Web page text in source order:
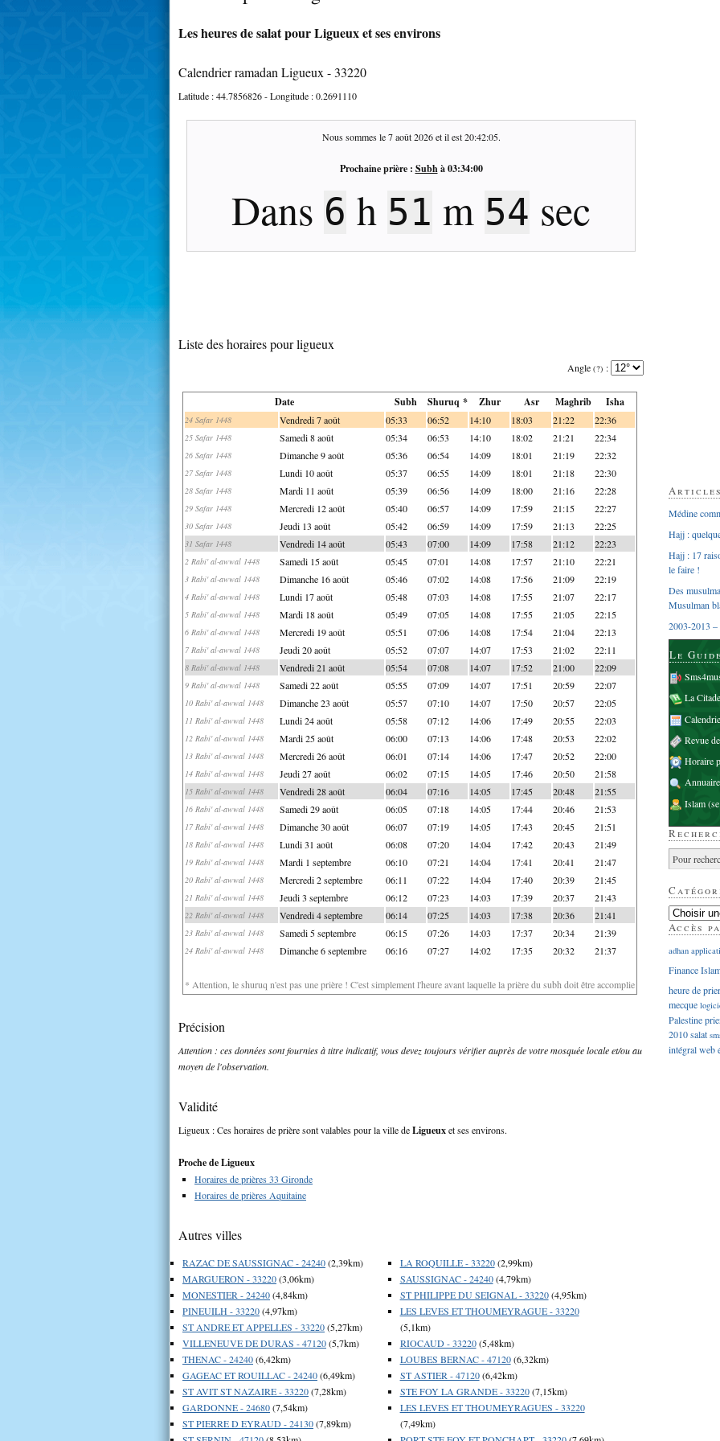
Les heures de salat pour Ligueux et ses environs
Calendrier ramadan Ligueux - 33220
Latitude :44.7856826- Longitude :0.2691110
Nous sommes le7 août 2026et il est20:42:05.
Prochaine prière : Subhà03:34:00
Dans 6 h 51 m 54 sec
Liste des horaires pour ligueux
Angle (?) :
Date Subh Shuruq * Zhur Asr Maghrib Isha
24 Safar 1448 Vendredi 7 août 05:33 06:52 14:10 18:03 21:22 22:36
25 Safar 1448 Samedi 8 août 05:34 06:53 14:10 18:02 21:21 22:34
26 Safar 1448 Dimanche 9 août 05:36 06:54 14:09 18:01 21:19 22:32
27 Safar 1448 Lundi 10 août 05:37 06:55 14:09 18:01 21:18 22:30
28 Safar 1448 Mardi 11 août 05:39 06:56 14:09 18:00 21:16 22:28
29 Safar 1448 Mercredi 12 août 05:40 06:57 14:09 17:59 21:15 22:27
30 Safar 1448 Jeudi 13 août 05:42 06:59 14:09 17:59 21:13 22:25
31 Safar 1448 Vendredi 14 août 05:43 07:00 14:09 17:58 21:12 22:23
2 Rabi' al-awwal 1448 Samedi 15 août 05:45 07:01 14:08 17:57 21:10 22:21
3 Rabi' al-awwal 1448 Dimanche 16 août 05:46 07:02 14:08 17:56 21:09 22:19
4 Rabi' al-awwal 1448 Lundi 17 août 05:48 07:03 14:08 17:55 21:07 22:17
5 Rabi' al-awwal 1448 Mardi 18 août 05:49 07:05 14:08 17:55 21:05 22:15
6 Rabi' al-awwal 1448 Mercredi 19 août 05:51 07:06 14:08 17:54 21:04 22:13
7 Rabi' al-awwal 1448 Jeudi 20 août 05:52 07:07 14:07 17:53 21:02 22:11
8 Rabi' al-awwal 1448 Vendredi 21 août 05:54 07:08 14:07 17:52 21:00 22:09
9 Rabi' al-awwal 1448 Samedi 22 août 05:55 07:09 14:07 17:51 20:59 22:07
10 Rabi' al-awwal 1448 Dimanche 23 août 05:57 07:10 14:07 17:50 20:57 22:05
11 Rabi' al-awwal 1448 Lundi 24 août 05:58 07:12 14:06 17:49 20:55 22:03
12 Rabi' al-awwal 1448 Mardi 25 août 06:00 07:13 14:06 17:48 20:53 22:02
13 Rabi' al-awwal 1448 Mercredi 26 août 06:01 07:14 14:06 17:47 20:52 22:00
14 Rabi' al-awwal 1448 Jeudi 27 août 06:02 07:15 14:05 17:46 20:50 21:58
15 Rabi' al-awwal 1448 Vendredi 28 août 06:04 07:16 14:05 17:45 20:48 21:55
16 Rabi' al-awwal 1448 Samedi 29 août 06:05 07:18 14:05 17:44 20:46 21:53
17 Rabi' al-awwal 1448 Dimanche 30 août 06:07 07:19 14:05 17:43 20:45 21:51
18 Rabi' al-awwal 1448 Lundi 31 août 06:08 07:20 14:04 17:42 20:43 21:49
19 Rabi' al-awwal 1448 Mardi 1 septembre 06:10 07:21 14:04 17:41 20:41 21:47
20 Rabi' al-awwal 1448 Mercredi 2 septembre 06:11 07:22 14:04 17:40 20:39 21:45
21 Rabi' al-awwal 1448 Jeudi 3 septembre 06:12 07:23 14:03 17:39 20:37 21:43
22 Rabi' al-awwal 1448 Vendredi 4 septembre 06:14 07:25 14:03 17:38 20:36 21:41
23 Rabi' al-awwal 1448 Samedi 5 septembre 06:15 07:26 14:03 17:37 20:34 21:39
24 Rabi' al-awwal 1448 Dimanche 6 septembre 06:16 07:27 14:02 17:35 20:32 21:37
* Attention, le shuruq n'est pas une prière ! C'est simplement l'heure avant laquelle la prière du subh doit être accomplie
Précision
Attention : ces données sont fournies à titre indicatif, vous devez toujours vérifier auprès de votre mosquée locale et/ou au
moyen de l'observation.
Validité
Ligueux : Ces horaires de prière sont valables pour la ville deLigueuxet ses environs.
Proche de Ligueux
Horaires de prières 33 Gironde
Horaires de prières Aquitaine
Autres villes
RAZAC DE SAUSSIGNAC - 24240(2,39km)
MARGUERON - 33220(3,06km)
MONESTIER - 24240(4,84km)
PINEUILH - 33220(4,97km)
ST ANDRE ET APPELLES - 33220(5,27km)
VILLENEUVE DE DURAS - 47120(5,7km)
THENAC - 24240(6,42km)
GAGEAC ET ROUILLAC - 24240(6,49km)
ST AVIT ST NAZAIRE - 33220(7,28km)
GARDONNE - 24680(7,54km)
ST PIERRE D EYRAUD - 24130(7,89km)
LA ROQUILLE - 33220(2,99km)
SAUSSIGNAC - 24240(4,79km)
ST PHILIPPE DU SEIGNAL - 33220(4,95km)
LES LEVES ET THOUMEYRAGUE - 33220
(5,1km)
RIOCAUD - 33220(5,48km)
LOUBES BERNAC - 47120(6,32km)
ST ASTIER - 47120(6,42km)
STE FOY LA GRANDE - 33220(7,15km)
LES LEVES ET THOUMEYRAGUES - 33220
(7,49km)
Médine
Hajj :
Hajj : 17
le faire !
Des
Musulman
2003-2013 –
Le
La
Revue
Horaire
Islam
Accès
adhan
Finance
heure de
mecque
Palestine
2010salat
intégralweb